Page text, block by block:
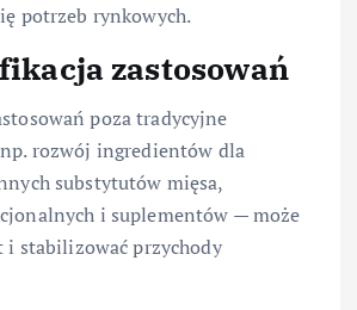
potrzeb rynkowych.
zastosowań
poza tradycyjne
rozwój ingredientów dla
substytutów mięsa,
i suplementów — może
i stabilizować przychody